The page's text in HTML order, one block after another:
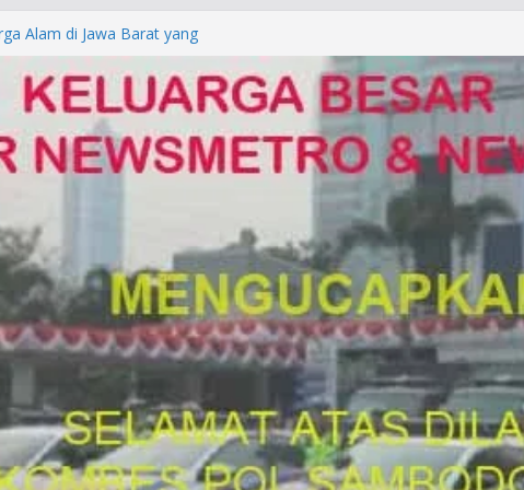
Alam di Jawa Barat yang
KUHAP Baru 2026, Tegaskan
Dipidana
DENPASAR DAN
POLDA BALI DIDUGA
ke Mabes Polri
Palsu, Kapolres
SIM